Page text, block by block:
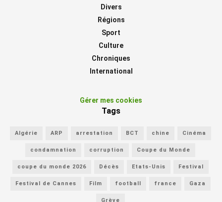
Divers
Régions
Sport
Culture
Chroniques
International
Gérer mes cookies
Tags
Algérie ARP arrestation BCT chine Cinéma
condamnation corruption Coupe du Monde
coupe du monde 2026 Décès Etats-Unis Festival
Festival de Cannes Film football france Gaza
Grève